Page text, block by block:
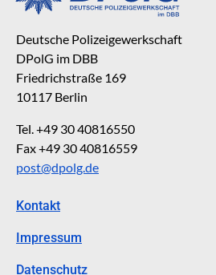
Deutsche Polizeigewerkschaft
DPolG im DBB
Friedrichstraße 169
10117 Berlin
Tel. +49 30 40816550
Fax +49 30 40816559
post@dpolg.de
Kontakt
Impressum
Datenschutz